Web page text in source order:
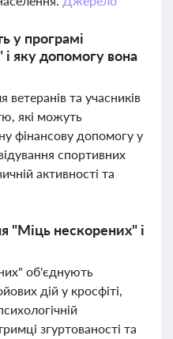
у програмі
яку допомогу вона
та учасників
які можуть
фінансову допомогу у
спортивних
активності та
"Міць нескорених" і
об'єднують
дій у кросфіті,
згуртованості та